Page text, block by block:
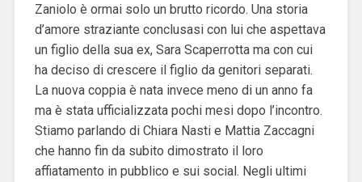
Zaniolo è ormai solo un brutto ricordo. Una storia
d’amore straziante conclusasi con lui che aspettava
un figlio della sua ex, Sara Scaperrotta ma con cui
ha deciso di crescere il figlio da genitori separati.
La nuova coppia è nata invece meno di un anno fa
ma è stata ufficializzata pochi mesi dopo l’incontro.
Stiamo parlando di Chiara Nasti e Mattia Zaccagni
che hanno fin da subito dimostrato il loro
affiatamento in pubblico e sui social. Negli ultimi